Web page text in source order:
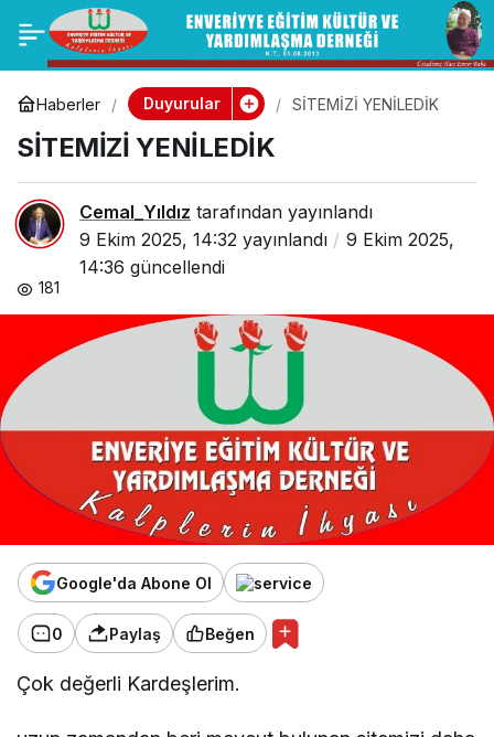
Haberler Duyurular SİTEMİZİ YENİLEDİK
SİTEMİZİ YENİLEDİK
Cemal_Yıldız tarafından yayınlandı
9 Ekim 2025, 14:32 yayınlandı
9 Ekim 2025,
14:36 güncellendi
181
Google'da Abone Ol
0 Paylaş Beğen
Çok değerli Kardeşlerim.
TRABZON
KENETLENDİ
0 Paylaş